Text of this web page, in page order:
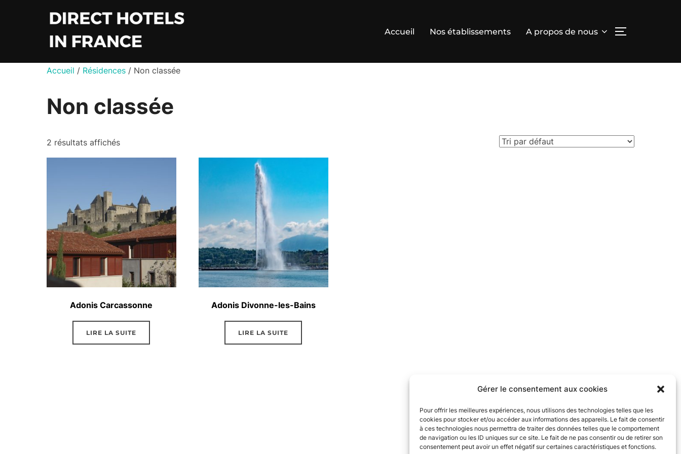
Gérer le consentement aux cookies
Pour offrir les meilleures expériences, nous utilisons des technologies telles que les
cookies pour stocker et/ou accéder aux informations des appareils. Le fait de consentir
à ces technologies nous permettra de traiter des données telles que le comportement
de navigation ou les ID uniques sur ce site. Le fait de ne pas consentir ou de retirer son
consentement peut avoir un effet négatif sur certaines caractéristiques et fonctions.
Accueil Nos établissements A propos de nous PERMUTER
Accueil / Résidences / Non classée
Non classée
2 résultats affichés
Adonis Carcassonne
LIRE LA SUITE
Adonis Divonne-les-Bains
LIRE LA SUITE